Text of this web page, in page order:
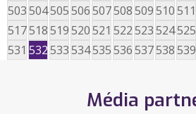
503504505506507508509510511
517518519520521 522523524525
531 532533534535536537538539
Média